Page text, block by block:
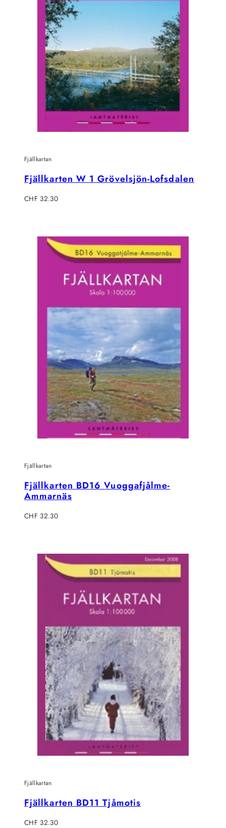
Fjällkartan
Fjällkarten W 1 Grövelsjön-Lofsdalen
Regulärer
CHF 32.30
Fjällkartan
Fjällkarten BD16 Vuoggafjålme-
Ammarnäs
Regulärer
CHF 32.30
Fjällkartan
Fjällkarten BD11 Tjåmotis
Regulärer
CHF 32.30